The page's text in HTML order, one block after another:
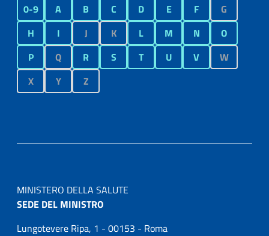
0-9 A B C D E F
G
H
I J K L M N
O
P
Q R S T U V
W
X
Y Z
MINISTERO DELLA SALUTE
SEDE DEL MINISTRO
Lungotevere Ripa, 1 - 00153 - Roma